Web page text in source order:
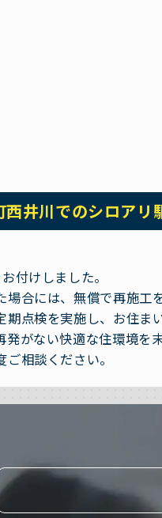
井川でのシロアリ
付けしました。
合には、無償で再施工
点検を実施し、お住ま
がない快適な住環境を
相談ください。